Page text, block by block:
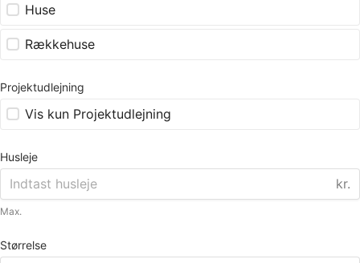
Huse
Rækkehuse
Projektudlejning
Vis kun Projektudlejning
Husleje
kr.
Max.
Størrelse